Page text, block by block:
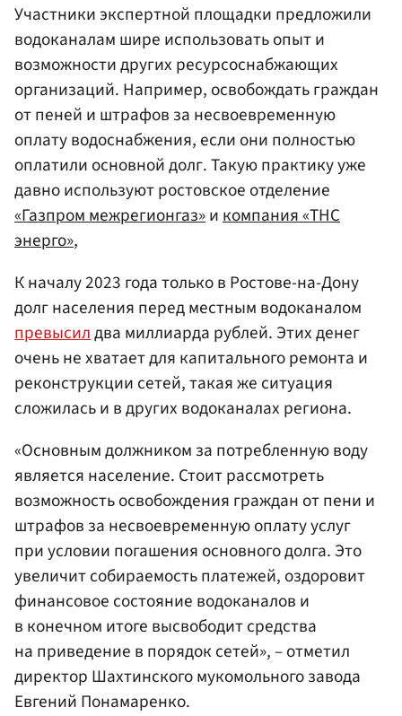
Участники экспертной площадки предложили
водоканалам шире использовать опыт и
возможности других ресурсоснабжающих
организаций. Например, освобождать граждан
от пеней и штрафов за несвоевременную
оплату водоснабжения, если они полностью
оплатили основной долг. Такую практику уже
давно используют ростовское отделение
«Газпром межрегионгаз»икомпания «ТНС
энерго»,
К началу 2023 года только в Ростове-на-Дону
долг населения перед местным водоканалом
превысилдва миллиарда рублей. Этих денег
очень не хватает для капитального ремонта и
реконструкции сетей, такая же ситуация
сложилась и в других водоканалах региона.
«Основным должником за потребленную воду
является население. Стоит рассмотреть
возможность освобождения граждан от пени и
штрафов за несвоевременную оплату услуг
при условии погашения основного долга. Это
увеличит собираемость платежей, оздоровит
финансовое состояние водоканалов и
в конечном итоге высвободит средства
на приведение в порядок сетей», – отметил
директор Шахтинского мукомольного завода
Евгений Понамаренко.